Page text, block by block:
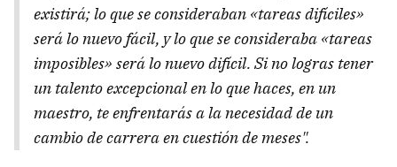
existirá; lo que se consideraban «tareas difíciles»
será lo nuevo fácil, y lo que se consideraba «tareas
imposibles» será lo nuevo difícil. Si no logras tener
un talento excepcional en lo que haces, en un
maestro, te enfrentarás a la necesidad de un
cambio de carrera en cuestión de meses".